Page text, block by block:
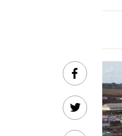
Facebook
Twitter